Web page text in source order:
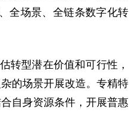
全场景、全链条数字化转
转型潜在价值和可行性，
的场景开展改造。专精特
自身资源条件，开展普惠